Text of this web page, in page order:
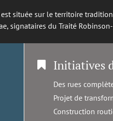
située sur le territoire
signataires du Traité
Initiatives
Des rues
Projet de
Construction